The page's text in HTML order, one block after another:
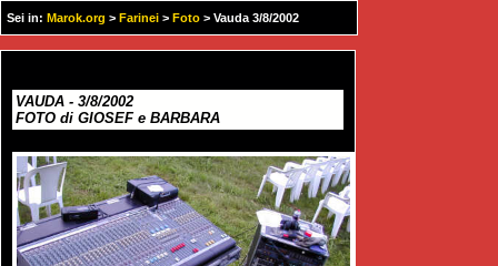
Sei in: Marok.org > Farinei > Foto > Vauda 3/8/2002
VAUDA - 3/8/2002
FOTO di GIOSEF e BARBARA